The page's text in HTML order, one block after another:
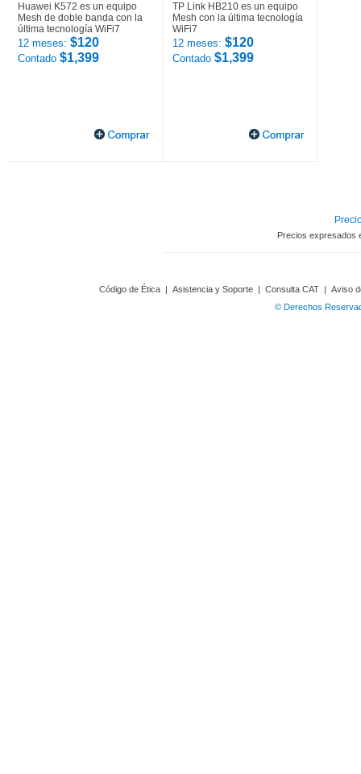
Huawei K572 es un equipo
Mesh de doble banda con la
última tecnología WiFi7
12 meses: $120
Contado $1,399
TP Link HB210 es un equipo
Mesh con la última tecnología
WiFi7
12 meses: $120
Contado $1,399
Precios expresados
Código de Ética | Asistencia y Soporte | Consulta CAT | Aviso
© Derechos